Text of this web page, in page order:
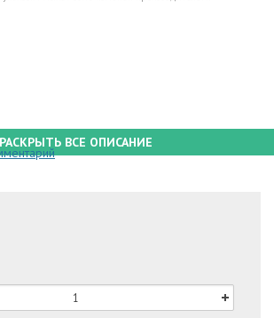
РАСКРЫТЬ ВСЕ ОПИСАНИЕ